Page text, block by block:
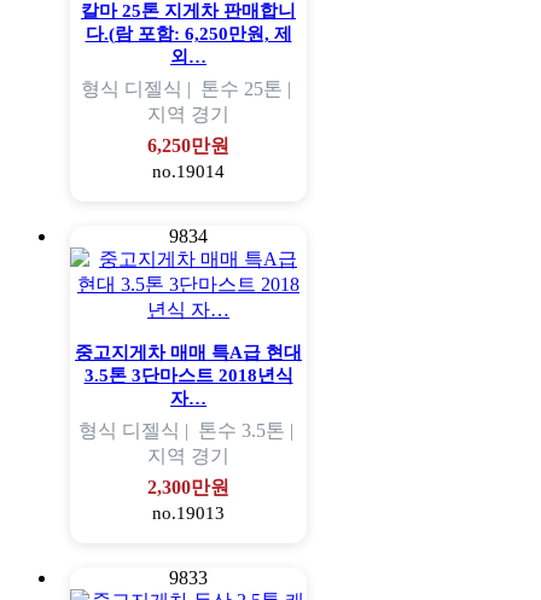
칼마 25톤 지게차 판매합니
다.(람 포함: 6,250만원, 제
외…
형식 디젤식 | 톤수 25톤 |
지역 경기
6,250만원
no.19014
9834
중고지게차 매매 특A급 현대
3.5톤 3단마스트 2018년식
자…
형식 디젤식 | 톤수 3.5톤 |
지역 경기
2,300만원
no.19013
9833